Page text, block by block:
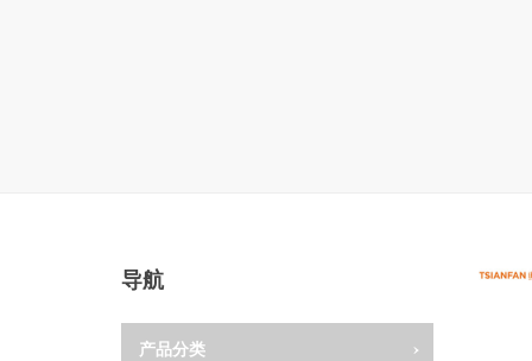
导航
产品分类